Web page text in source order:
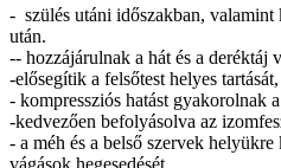
- szülés utáni időszakban, valamint
után.
-- hozzájárulnak a hát és a deréktáj
-elősegítik a felsőtest helyes tartását,
- kompressziós hatást gyakorolnak
-kedvezően befolyásolva az
- a méh és a belső szervek
vágások hegesedését.